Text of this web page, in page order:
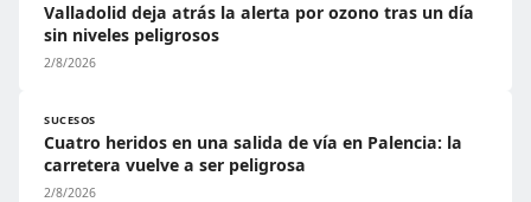
Valladolid deja atrás la alerta por ozono tras un día
sin niveles peligrosos
2/8/2026
SUCESOS
Cuatro heridos en una salida de vía en Palencia: la
carretera vuelve a ser peligrosa
2/8/2026